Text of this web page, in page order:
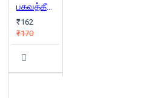
பகவத்கீதை
₹162
₹170